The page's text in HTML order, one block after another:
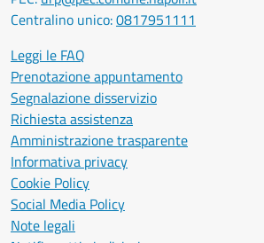
Centralino unico:0817951111
Leggi le FAQ
Prenotazione appuntamento
Segnalazione disservizio
Richiesta assistenza
Amministrazione trasparente
Informativa privacy
Cookie Policy
Social Media Policy
Note legali